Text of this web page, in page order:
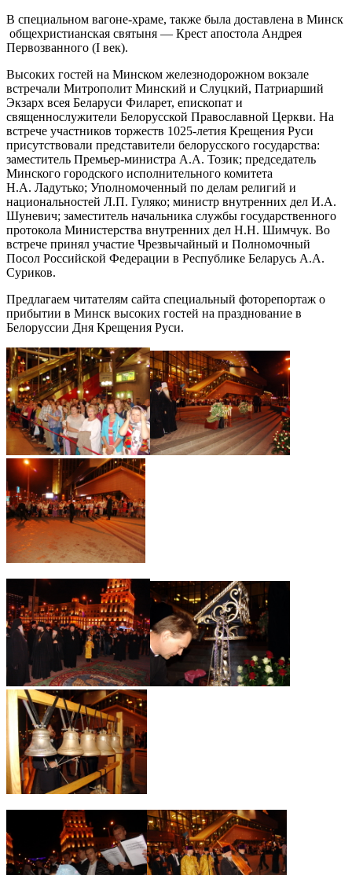
В специальном вагоне-храме, также была доставлена в Минск
общехристианская святыня — Крест апостола Андрея
Первозванного (I век).
Высоких гостей на Минском железнодорожном вокзале
встречали Митрополит Минский и Слуцкий, Патриарший
Экзарх всея Беларуси Филарет, епископат и
священнослужители Белорусской Православной Церкви. На
встрече участников торжеств 1025-летия Крещения Руси
присутствовали представители белорусского государства:
заместитель Премьер-министра А.А. Тозик; председатель
Минского городского исполнительного комитета
Н.А. Ладутько; Уполномоченный по делам религий и
национальностей Л.П. Гуляко; министр внутренних дел И.А.
Шуневич; заместитель начальника службы государственного
протокола Министерства внутренних дел Н.Н. Шимчук. Во
встрече принял участие Чрезвычайный и Полномочный
Посол Российской Федерации в Республике Беларусь А.А.
Суриков.
Предлагаем читателям сайта специальный фоторепортаж о
прибытии в Минск высоких гостей на празднование в
Белоруссии Дня Крещения Руси.